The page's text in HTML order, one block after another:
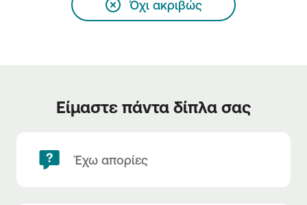
Όχι ακριβώς
Είμαστε πάντα δίπλα σας
Έχω απορίες